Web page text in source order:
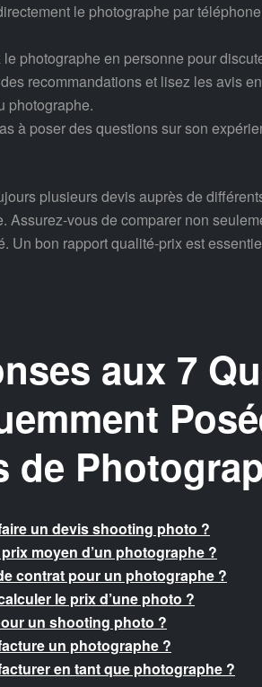
le photographe par
photographe en personne pour
recommandations et lisez les avis
photographe.
à poser des questions sur son
plusieurs devis auprès de
Assurez-vous de comparer non
Un bon rapport qualité-prix est
aux 7
de
un devis shooting photo ?
moyen d’un photographe ?
contrat pour un photographe ?
le prix d’une photo ?
un shooting photo ?
un photographe ?
en tant que photographe ?